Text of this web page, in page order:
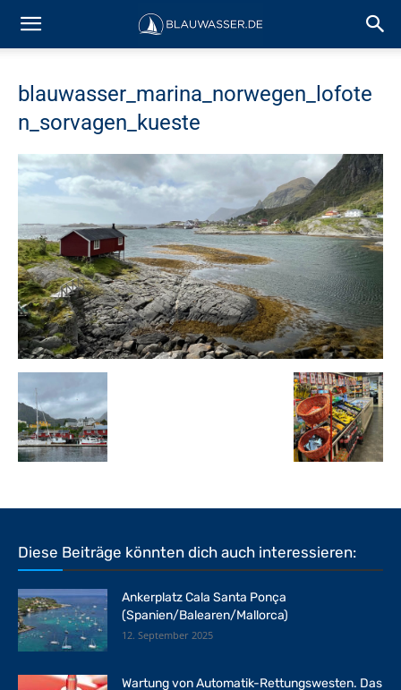
blauwasser_marina_norwegen_lofote
n_sorvagen_kueste
Diese Beiträge könnten dich auch interessieren:
Ankerplatz Cala Santa Ponça
(Spanien/Balearen/Mallorca)
12. September 2025
Wartung von Automatik-Rettungswesten. Das